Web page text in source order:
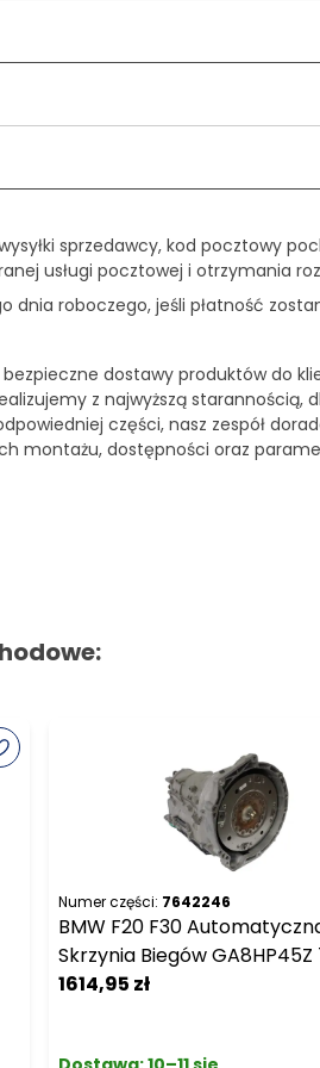
sprzedawcy, kod pocztowy
usługi pocztowej i otrzymania
dnia roboczego, jeśli płatność
dostawy produktów do
z najwyższą starannością,
części, nasz zespół
montażu, dostępności oraz
Numer części: 7642246
BMW F20 F30
Skrzynia Biegów
1614,95 zł